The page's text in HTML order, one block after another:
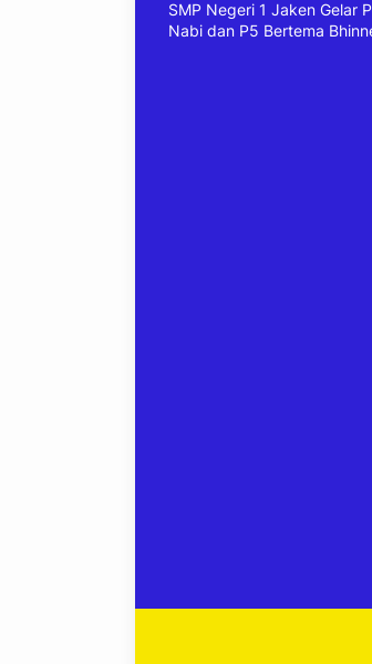
SMP Negeri 1 Jaken Gelar
Nabi dan P5 Bertema